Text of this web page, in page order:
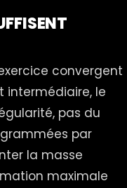
convergent
intermédiaire, le
pas du
par
la masse
maximale